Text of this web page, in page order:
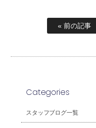
« 前の記事
Categories
スタッフブログ一覧